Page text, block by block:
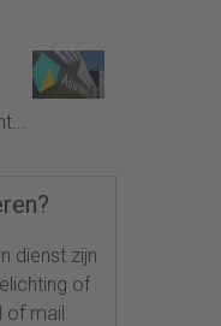
dienst zijn
of
of mail